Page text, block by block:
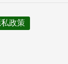
政策